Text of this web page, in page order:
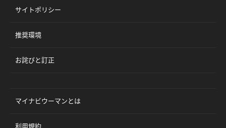
サイトポリシー
推奨環境
お詫びと訂正
マイナビウーマンとは